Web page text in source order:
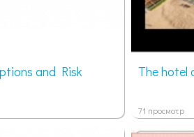
and Risk
The hotel
71 просмотр